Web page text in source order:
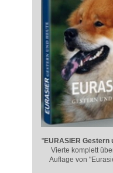
"EURASIER Gestern
Vierte komplett
Auflage von